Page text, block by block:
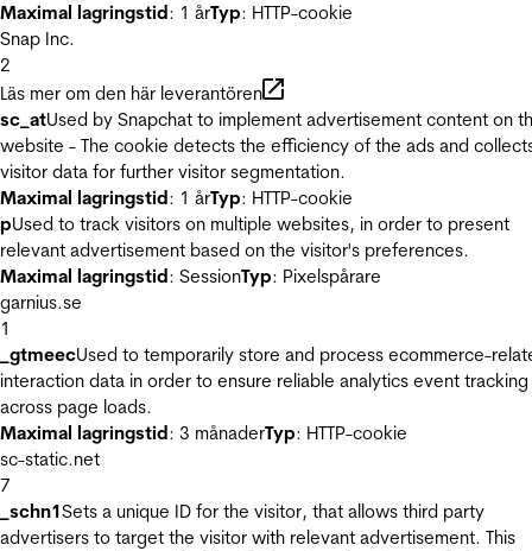
Maximal lagringstid: 1 årTyp: HTTP-cookie
Snap Inc.
2
Läs mer om den här leverantören
sc_atUsed by Snapchat to implement advertisement content on
website - The cookie detects the efficiency of the ads and
visitor data for further visitor segmentation.
Maximal lagringstid: 1 årTyp: HTTP-cookie
pUsed to track visitors on multiple websites, in order to present
relevant advertisement based on the visitor's preferences.
Maximal lagringstid: SessionTyp: Pixelspårare
garnius.se
1
_gtmeecUsed to temporarily store and process ecommerce-
interaction data in order to ensure reliable analytics event tracking
across page loads.
Maximal lagringstid: 3 månaderTyp: HTTP-cookie
sc-static.net
7
_schn1Sets a unique ID for the visitor, that allows third party
advertisers to target the visitor with relevant advertisement. This